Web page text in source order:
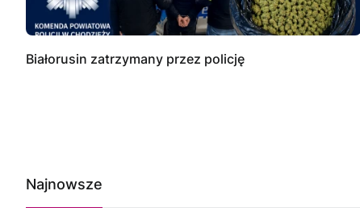
Białorusin zatrzymany przez policję
Najnowsze